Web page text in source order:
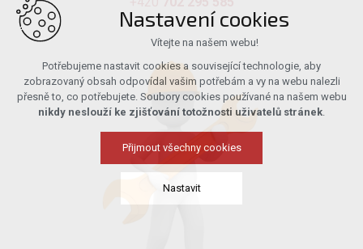
Nastavení cookies
Vítejte na našem webu!
Potřebujeme nastavit cookies a související technologie, aby
zobrazovaný obsah odpovídal vašim potřebám a vy na webu nalezli
přesně to, co potřebujete. Soubory cookies používané na našem webu
nikdy neslouží ke zjišťování totožnosti uživatelů stránek.
Přijmout všechny cookies
Nastavit